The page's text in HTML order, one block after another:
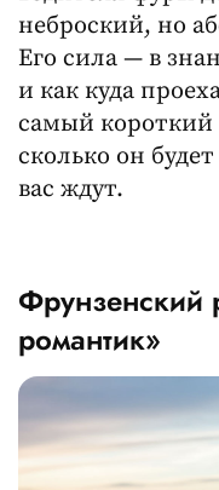
неброский, но
Его сила — в
и как куда
самый короткий
сколько он
вас ждут.
Фрунзенский
романтик»